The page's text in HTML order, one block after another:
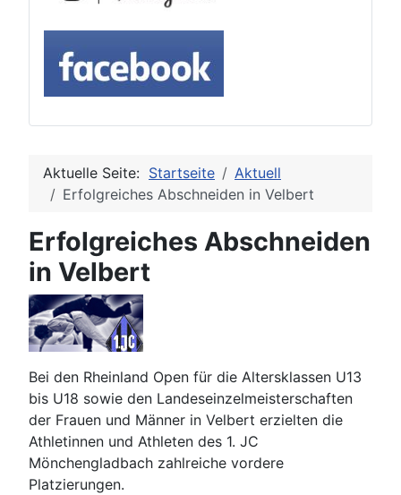
Aktuelle Seite: Startseite
Aktuell
Erfolgreiches Abschneiden in Velbert
Erfolgreiches Abschneiden
in Velbert
Bei den Rheinland Open für die Altersklassen U13
bis U18 sowie den Landeseinzelmeisterschaften
der Frauen und Männer in Velbert erzielten die
Athletinnen und Athleten des 1. JC
Mönchengladbach zahlreiche vordere
Platzierungen.